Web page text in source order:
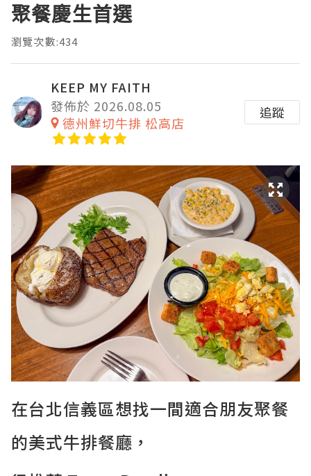
聚餐慶生首選
瀏覽次數:434
KEEP MY FAITH
發佈於 2026.08.05
德州鮮切牛排 松高店
追蹤
在台北信義區想找一間適合朋友聚餐
的美式牛排餐廳，